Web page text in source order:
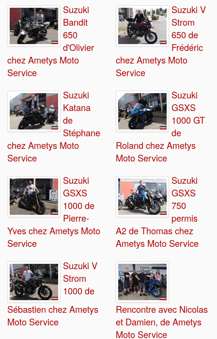
Suzuki
Bandit
650
d'Olivier
chez Ametys Moto
Service
Suzuki V
Strom
650 de
Frédéric
chez Ametys Moto
Service
Suzuki
Katana
de
Stéphane
chez Ametys Moto
Service
Suzuki
GSXS
1000 GT
de
Roland chez Ametys
Moto Service
Suzuki
GSXS
1000 de
Pierre-
Yves chez Ametys Moto
Service
Suzuki
GSXS
750
permis
A2 de Thomas chez
Ametys Moto Service
Suzuki V
Strom
1000 de
Sébastien chez Ametys
Moto Service
Rencontre avec Nicolas
et Damien, de Ametys
Moto Service